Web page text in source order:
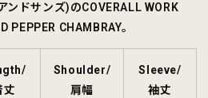
ンドサンズ)のCOVERALL WORK
CHAMBRAY。
丈
Shoulder/
肩幅
Sleeve/
袖丈